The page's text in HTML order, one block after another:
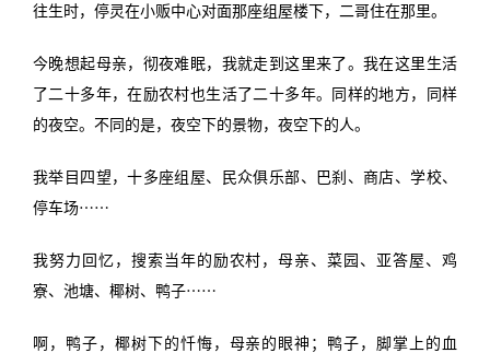
往生时，停灵在小贩中心对面那座组屋楼下，二哥住在那里。
今晚想起母亲，彻夜难眠，我就走到这里来了。我在这里生活
了二十多年，在励农村也生活了二十多年。同样的地方，同样
的夜空。不同的是，夜空下的景物，夜空下的人。
我举目四望，十多座组屋、民众俱乐部、巴刹、商店、学校、
停车场⋯⋯
我努力回忆，搜索当年的励农村，母亲、菜园、亚答屋、鸡
寮、池塘、椰树、鸭子⋯⋯
啊，鸭子，椰树下的忏悔，母亲的眼神；鸭子，脚掌上的血